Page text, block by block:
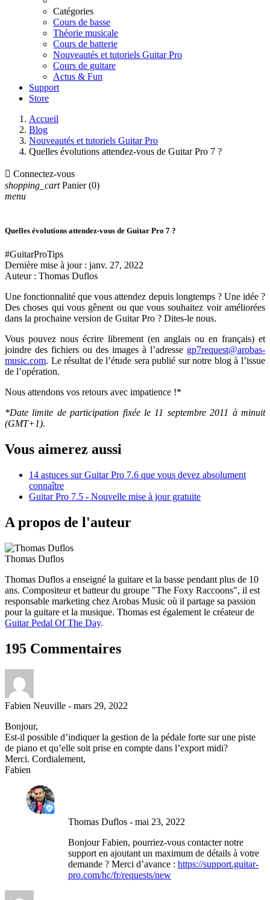
Catégories
Cours de basse
Théorie musicale
Cours de batterie
Nouveautés et tutoriels Guitar Pro
Cours de guitare
Actus & Fun
Support
Store
Accueil
Blog
Nouveautés et tutoriels Guitar Pro
Quelles évolutions attendez-vous de Guitar Pro 7 ?
 Connectez-vous
shopping_cart Panier (0)
menu
Quelles évolutions attendez-vous de Guitar Pro 7 ?
#GuitarProTips
Dernière mise à jour : janv. 27, 2022
Auteur : Thomas Duflos
Une fonctionnalité que vous attendez depuis longtemps ? Une idée ?
Des choses qui vous gênent ou que vous souhaitez voir améliorées
dans la prochaine version de Guitar Pro ? Dites-le nous.
Vous pouvez nous écrire librement (en anglais ou en français) et
joindre des fichiers ou des images à l’adresse gp7request@arobas-
music.com. Le résultat de l’étude sera publié sur notre blog à l’issue
de l’opération.
Nous attendons vos retours avec impatience !*
*Date limite de participation fixée le 11 septembre 2011 à minuit
(GMT+1).
Vous aimerez aussi
14 astuces sur Guitar Pro 7.6 que vous devez absolument
connaître
Guitar Pro 7.5 - Nouvelle mise à jour gratuite
A propos de l'auteur
Thomas Duflos
Thomas Duflos a enseigné la guitare et la basse pendant plus de 10
ans. Compositeur et batteur du groupe "The Foxy Raccoons", il est
responsable marketing chez Arobas Music où il partage sa passion
pour la guitare et la musique. Thomas est également le créateur de
Guitar Pedal Of The Day.
195 Commentaires
Fabien Neuville - mars 29, 2022
Bonjour,
Est-il possible d’indiquer la gestion de la pédale forte sur une piste
de piano et qu’elle soit prise en compte dans l’export midi?
Merci. Cordialement,
Fabien
Thomas Duflos - mai 23, 2022
Bonjour Fabien, pourriez-vous contacter notre
support en ajoutant un maximum de détails à votre
demande ? Merci d’avance : https://support.guitar-
pro.com/hc/fr/requests/new